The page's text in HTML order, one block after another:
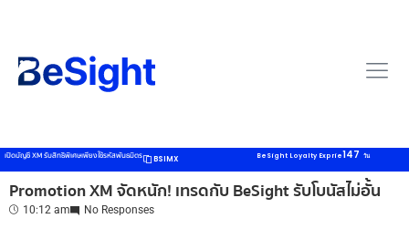
เปิดบัญชี XM รับสิทธิพิเศษเพียงใช้รหัสพันธมิตร BSIMX BeSight Loyalty Exprie147 วัน
Promotion XM จัดหนัก! เทรดกับ BeSight รับโบนัสไม่อั้น
10:12 am No Responses